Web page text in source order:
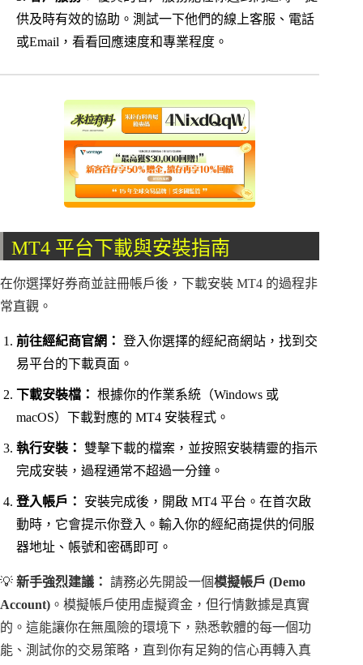
供及時有效的協助。測試一下他們的線上客服、電話
或Email，看看回應速度和專業程度。
MT4 平台下載與安裝指南
在你選擇好券商並註冊帳戶後，下載安裝 MT4 的過程非
常直觀。
前往經紀商官網： 登入你選擇的經紀商網站，找到交
易平台的下載頁面。
下載安裝檔： 根據你的作業系統（Windows 或
macOS）下載對應的 MT4 安裝程式。
執行安裝： 雙擊下載的檔案，並按照安裝精靈的指示
完成安裝，過程通常不超過一分鐘。
登入帳戶：
安裝完成後，開啟 MT4 平台。在首次啟
動時，它會提示你登入。輸入你的經紀商提供的伺服
器地址、帳號和密碼即可。
💡 新手強烈建議： 請務必先開設一個模擬帳戶 (Demo
Account) 。模擬帳戶使用虛擬資金，但行情數據是真實
的。這能讓你在無風險的環境下，熟悉軟體的每一個功
能、測試你的交易策略，直到你有足夠的信心再轉入真